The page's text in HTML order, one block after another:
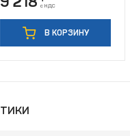
с НДС
В КОРЗИНУ